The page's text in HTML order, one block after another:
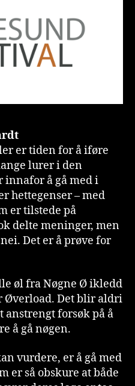
er tiden for å iføre
lurer i den
innafor å gå med i
hettegenser – med
er tilstede på
delte meninger, men
Det er å prøve for
øl fra Nøgne Ø ikledd
Øverload. Det blir aldri
anstrengt forsøk på å
å gå nøgen.
vurdere, er å gå med
er så obskure at både